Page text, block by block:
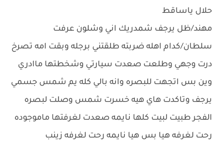
حلال ياساقط
مهند/ظل يرجف شمدريك اني وشلون عرفت
سلطان/كدام اهله ضربته طلقتني برجله وبقت امه تصرخ
درت وجهي وطلعت صعدت سيارتي وشخطتها ماادري
وين بس اتجهت للبصره وانه بالي كله يم شمس جسمي
يرجف وتاكدت هاي هيه خسرت شمس وصلت لبصره
الفجر طبيت لبيت كلها نايمه صعدت لغرفتها ماموجوده
رحت لغرفه هيا بس هيا نايمه رحت لغرفه زينب